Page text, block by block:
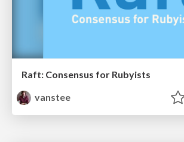
Raft: Consensus for Rubyists
vanstee